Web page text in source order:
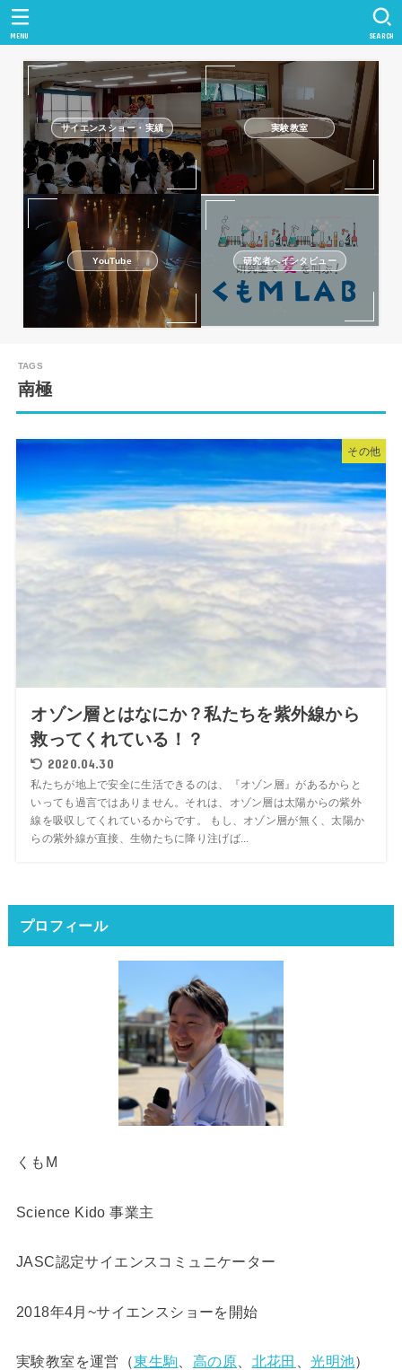
SEARCH
MENU
サイエンスショー・実績 実験教室
YouTube 研究者へインタビュー
南極
その他
オゾン層とはなにか？私たちを紫外線から
救ってくれている！？
2020.04.30
私たちが地上で安全に生活できるのは、『オゾン層』があるからと
いっても過言ではありません。それは、オゾン層は太陽からの紫外
線を吸収してくれているからです。 もし、オゾン層が無く、太陽か
らの紫外線が直接、生物たちに降り注げば...
プロフィール
くもM
Science Kido 事業主
JASC認定サイエンスコミュニケーター
2018年4月~サイエンスショーを開始
実験教室を運営（東生駒 高の原 北花田 、光明池）